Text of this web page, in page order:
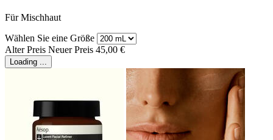
Für Mischhaut
Wählen Sie eine Größe
Alter Preis Neuer Preis 45,00 €
Loading ...